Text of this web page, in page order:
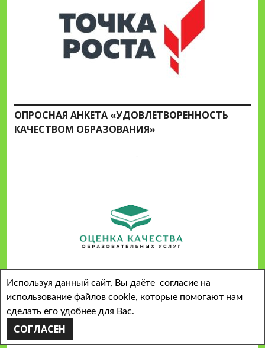
ОПРОСНАЯ АНКЕТА «УДОВЛЕТВОРЕННОСТЬ
КАЧЕСТВОМ ОБРАЗОВАНИЯ»
НАРОДНЫЙ РЕВИЗОРРО
Используя данный сайт, Вы даёте согласие на
использование файлов cookie, которые помогают нам
сделать его удобнее для Вас.
СОГЛАСЕН